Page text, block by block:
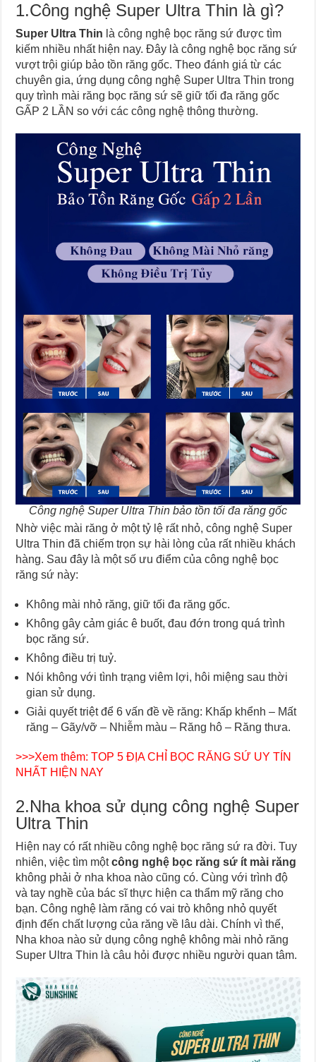
1.Công nghệ Super Ultra Thin là gì?
Super Ultra Thin là công nghệ bọc răng sứ được tìm
kiếm nhiều nhất hiện nay. Đây là công nghệ bọc răng sứ
vượt trội giúp bảo tồn răng gốc. Theo đánh giá từ các
chuyên gia, ứng dụng công nghệ Super Ultra Thin trong
quy trình mài răng bọc răng sứ sẽ giữ tối đa răng gốc
GẤP 2 LẦN so với các công nghệ thông thường.
Công nghệ Super Ultra Thin bảo tồn tối đa răng gốc
Nhờ việc mài răng ở một tỷ lệ rất nhỏ, công nghệ Super
Ultra Thin đã chiếm trọn sự hài lòng của rất nhiều khách
hàng. Sau đây là một số ưu điểm của công nghệ bọc
răng sứ này:
Không mài nhỏ răng, giữ tối đa răng gốc.
Không gây cảm giác ê buốt, đau đớn trong quá trình
bọc răng sứ.
Không điều trị tuỷ.
Nói không với tình trạng viêm lợi, hôi miệng sau thời
gian sử dụng.
Giải quyết triệt để 6 vấn đề về răng: Khấp khểnh – Mất
răng – Gãy/vỡ – Nhiễm màu – Răng hô – Răng thưa.
>>>Xem thêm:TOP 5 ĐỊA CHỈ BỌC RĂNG SỨ UY TÍN
NHẤT HIỆN NAY
2.Nha khoa sử dụng công nghệ Super
Ultra Thin
Hiện nay có rất nhiều công nghệ bọc răng sứ ra đời. Tuy
nhiên, việc tìm mộtcông nghệ bọc răng sứ ít mài răng
không phải ở nha khoa nào cũng có. Cùng với trình độ
và tay nghề của bác sĩ thực hiện ca thẩm mỹ răng cho
bạn. Công nghệ làm răng có vai trò không nhỏ quyết
định đến chất lượng của răng về lâu dài. Chính vì thế,
Nha khoa nào sử dụng công nghệ không mài nhỏ răng
Super Ultra Thin là câu hỏi được nhiều người quan tâm.